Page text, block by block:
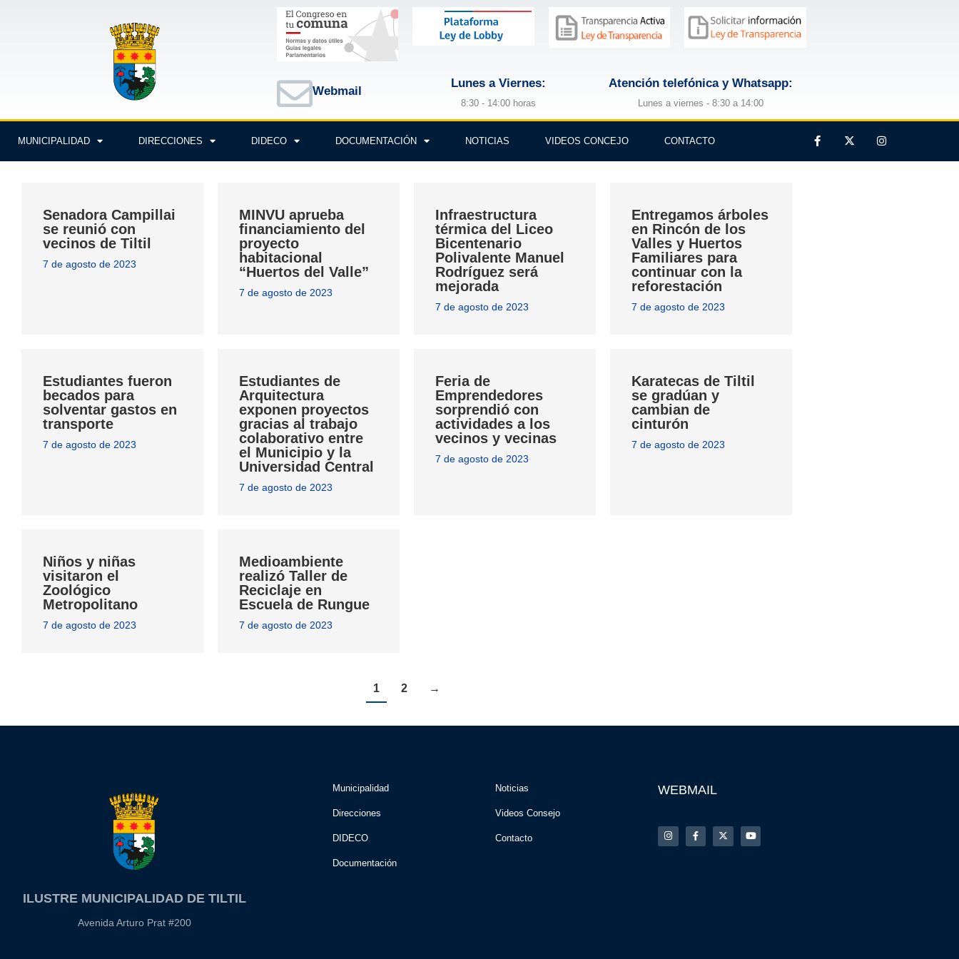
Webmail
Lunes a Viernes:
8:30 - 14:00 horas
Atención telefónica y Whatsapp:
Lunes a viernes - 8:30 a 14:00
MUNICIPALIDAD DIRECCIONES DIDECO DOCUMENTACIÓN NOTICIAS VIDEOS CONCEJO CONTACTO
Senadora Campillai
se reunió con
vecinos de Tiltil
7 de agosto de 2023
MINVU aprueba
financiamiento del
proyecto
habitacional
“Huertos del Valle”
7 de agosto de 2023
Infraestructura
térmica del Liceo
Bicentenario
Polivalente Manuel
Rodríguez será
mejorada
7 de agosto de 2023
Entregamos árboles
en Rincón de los
Valles y Huertos
Familiares para
continuar con la
reforestación
7 de agosto de 2023
Estudiantes fueron
becados para
solventar gastos en
transporte
7 de agosto de 2023
Estudiantes de
Arquitectura
exponen proyectos
gracias al trabajo
colaborativo entre
el Municipio y la
Universidad Central
7 de agosto de 2023
Feria de
Emprendedores
sorprendió con
actividades a los
vecinos y vecinas
7 de agosto de 2023
Karatecas de Tiltil
se gradúan y
cambian de
cinturón
7 de agosto de 2023
Niños y niñas
visitaron el
Zoológico
Metropolitano
7 de agosto de 2023
Medioambiente
realizó Taller de
Reciclaje en
Escuela de Rungue
7 de agosto de 2023
1 2 →
ILUSTRE MUNICIPALIDAD DE TILTIL
Avenida Arturo Prat #200
Municipalidad
Direcciones
DIDECO
Documentación
Noticias
Videos Consejo
Contacto
WEBMAIL